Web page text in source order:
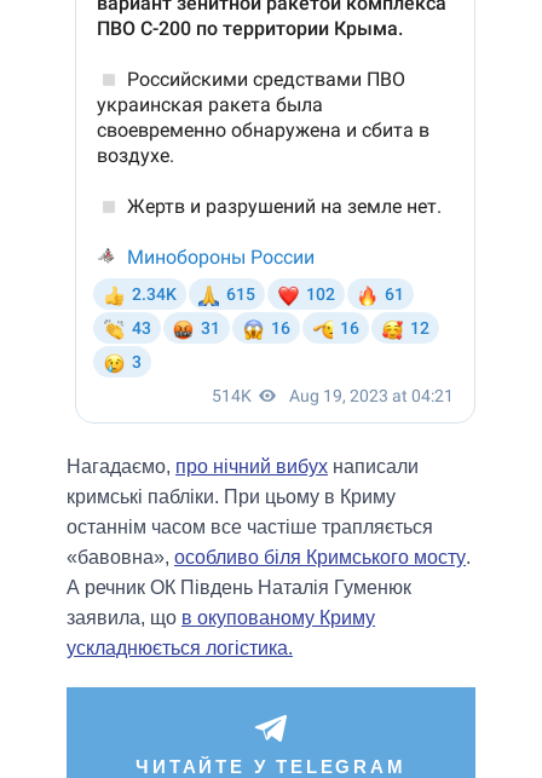
Нагадаємо, про нічний вибух написали
кримські пабліки. При цьому в Криму
останнім часом все частіше трапляється
«бавовна», особливо біля Кримського мосту.
А речник ОК Південь Наталія Гуменюк
заявила, що в окупованому Криму
ускладнюється логістика.
ЧИТАЙТЕ У TELEGRAM